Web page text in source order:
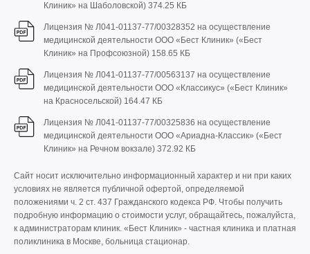
Клиник» на Шаболовской) 374.25 КБ
Лицензия № Л041-01137-77/00328352 на осуществление
медицинской деятельности ООО «Бест Клиник» («Бест
Клиник» на Профсоюзной) 158.65 КБ
Лицензия № Л041-01137-77/00563137 на осуществление
медицинской деятельности ООО «Классикус» («Бест Клиник»
на Красносельской) 164.47 КБ
Лицензия № Л041-01137-77/00325836 на осуществление
медицинской деятельности ООО «Ариадна-Классик» («Бест
Клиник» на Речном вокзале) 372.92 КБ
Сайт носит исключительно информационный характер и ни при каких
условиях не является публичной офертой, определяемой
положениями ч. 2 ст. 437 Гражданского кодекса РФ. Чтобы получить
подробную информацию о стоимости услуг, обращайтесь, пожалуйста,
к администраторам клиник. «Бест Клиник» - частная клиника и платная
поликлиника в Москве, больница стационар.